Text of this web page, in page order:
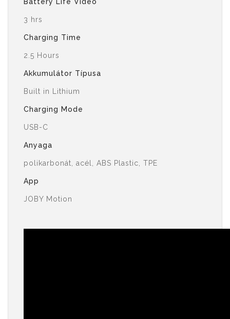
3 hrs
Charging Time
2.5 Hours
Akkumulátor Típusa
Built in Lithium
Charging Mode
USB-C
Anyaga
polikarbonát, acél, ABS Plastic, TPE
App
JOBY Motion